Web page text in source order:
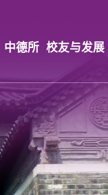
中德所 校友与发展